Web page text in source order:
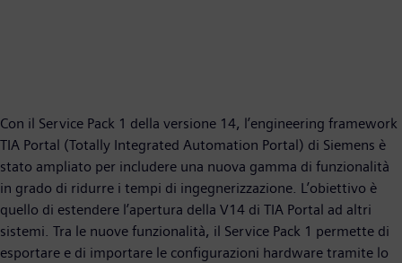
Con il Service Pack 1 della versione 14, l’engineering framework
TIA Portal (Totally Integrated Automation Portal) di Siemens è
stato ampliato per includere una nuova gamma di funzionalità
in grado di ridurre i tempi di ingegnerizzazione. L’obiettivo è
quello di estendere l’apertura della V14 di TIA Portal ad altri
sistemi. Tra le nuove funzionalità, il Service Pack 1 permette di
esportare e di importare le configurazioni hardware tramite lo